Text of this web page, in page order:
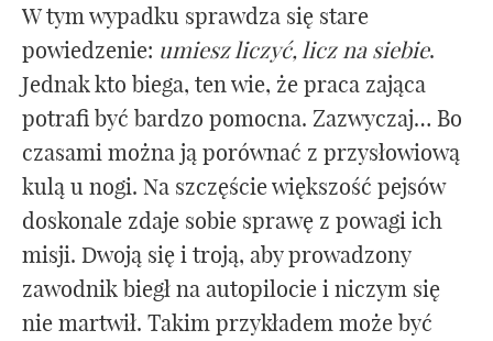
W tym wypadku sprawdza się stare
powiedzenie: umiesz liczyć, licz na siebie.
Jednak kto biega, ten wie, że praca zająca
potrafi być bardzo pomocna. Zazwyczaj… Bo
czasami można ją porównać z przysłowiową
kulą u nogi. Na szczęście większość pejsów
doskonale zdaje sobie sprawę z powagi ich
misji. Dwoją się i troją, aby prowadzony
zawodnik biegł na autopilocie i niczym się
nie martwił. Takim przykładem może być